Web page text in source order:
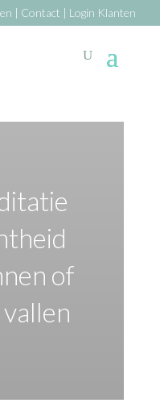
| Contact | Login Klanten
of